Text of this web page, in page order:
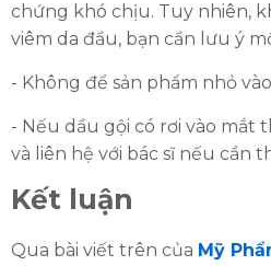
chứng khó chịu. Tuy nhiên,
viêm da đầu, bạn cần lưu ý
- Không để sản phẩm nhỏ
- Nếu dầu gội có rơi vào mắt
và liên hệ với bác sĩ nếu cần
Kết luận
Qua bài viết trên của Mỹ